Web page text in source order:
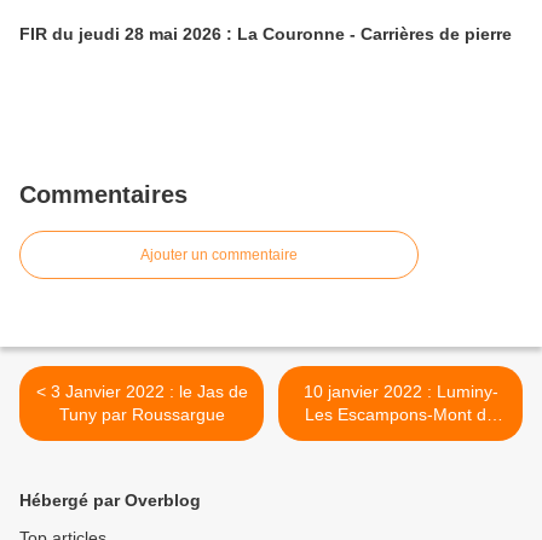
FIR du jeudi 28 mai 2026 : La Couronne - Carrières de pierre
Commentaires
Ajouter un commentaire
< 3 Janvier 2022 : le Jas de
Tuny par Roussargue
10 janvier 2022 : Luminy-
Les Escampons-Mont de
Luminy >
Hébergé par Overblog